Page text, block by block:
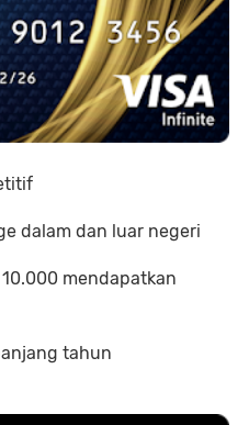
dalam dan luar negeri
mendapatkan
tahun